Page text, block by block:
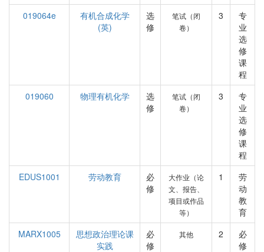
019064e
有机合成化学
(英)
选
修
笔试（闭
卷）
3
专
业
选
修
课
程
019060
物理有机化学
选
修
笔试（闭
卷）
3
专
业
选
修
课
程
EDUS1001
劳动教育
必
修
大作业（论
文、报告、
项目或作品
等）
1
劳
动
教
育
MARX1005
思想政治理论课
实践
必
修
其他 2
必
修